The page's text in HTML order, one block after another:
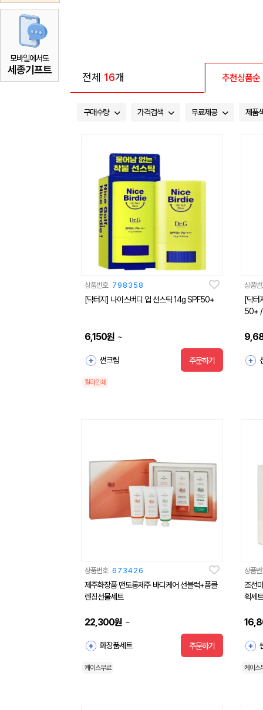
모바일에서도
세종기프트
전체 16개 추천상품순
구매수량 가격검색 무료제공 제품
상품번호 798358
[닥터지] 나이스버디 업 선스틱 14g SPF50+
6,150원 ~
썬크림 주문하기
칼라인쇄
상품
[닥터
50+
상품번호 673426
제주화장품 맨도롱제주 바디케어 선블럭+폼클
렌징선물세트
22,300원 ~
화장품세트 주문하기
케이스무료
상품
조선
획세트
케이스